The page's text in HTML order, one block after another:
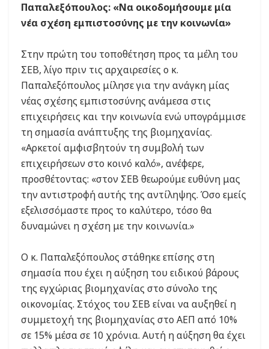
Παπαλεξόπουλος: «Να οικοδομήσουμε μία
νέα σχέση εμπιστοσύνης με την κοινωνία»
Στην πρώτη του τοποθέτηση προς τα μέλη του
ΣΕΒ, λίγο πριν τις αρχαιρεσίες ο κ.
Παπαλεξόπουλος μίλησε για την ανάγκη μίας
νέας σχέσης εμπιστοσύνης ανάμεσα στις
επιχειρήσεις και την κοινωνία ενώ υπογράμμισε
τη σημασία ανάπτυξης της βιομηχανίας.
«Αρκετοί αμφισβητούν τη συμβολή των
επιχειρήσεων στο κοινό καλό», ανέφερε,
προσθέτοντας: «στον ΣΕΒ θεωρούμε ευθύνη μας
την αντιστροφή αυτής της αντίληψης. Όσο εμείς
εξελισσόμαστε προς το καλύτερο, τόσο θα
δυναμώνει η σχέση με την κοινωνία.»
Ο κ. Παπαλεξόπουλος στάθηκε επίσης στη
σημασία που έχει η αύξηση του ειδικού βάρους
της εγχώριας βιομηχανίας στο σύνολο της
οικονομίας. Στόχος του ΣΕΒ είναι να αυξηθεί η
συμμετοχή της βιομηχανίας στο ΑΕΠ από 10%
σε 15% μέσα σε 10 χρόνια. Αυτή η αύξηση θα έχει